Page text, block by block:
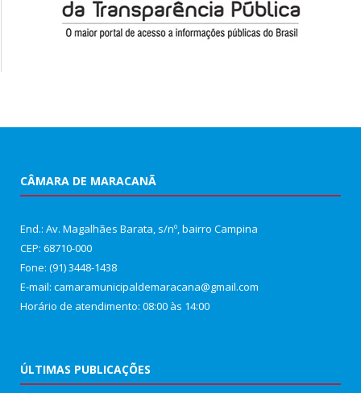
CÂMARA DE MARACANÃ
End.: Av. Magalhães Barata, s/nº, bairro Campina
CEP: 68710-000
Fone: (91) 3448-1438
E-mail: camaramunicipaldemaracana@gmail.com
Horário de atendimento: 08:00 às 14:00
ÚLTIMAS PUBLICAÇÕES